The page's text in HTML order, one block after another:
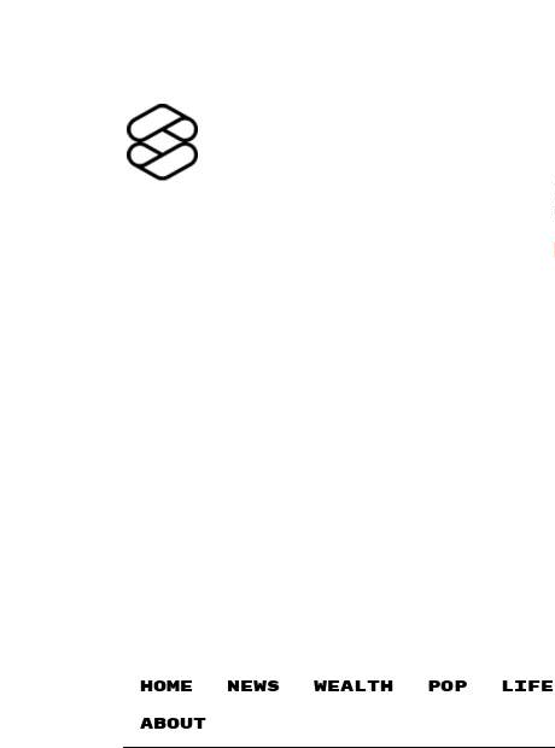
HOME NEWS WEALTH POP LIFE
ABOUT